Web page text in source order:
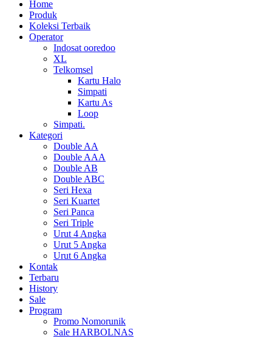
Home
Produk
Koleksi Terbaik
Operator
Indosat ooredoo
XL
Telkomsel
Kartu Halo
Simpati
Kartu As
Loop
Simpati.
Kategori
Double AA
Double AAA
Double AB
Double ABC
Seri Hexa
Seri Kuartet
Seri Panca
Seri Triple
Urut 4 Angka
Urut 5 Angka
Urut 6 Angka
Kontak
Terbaru
History
Sale
Program
Promo Nomorunik
Sale HARBOLNAS